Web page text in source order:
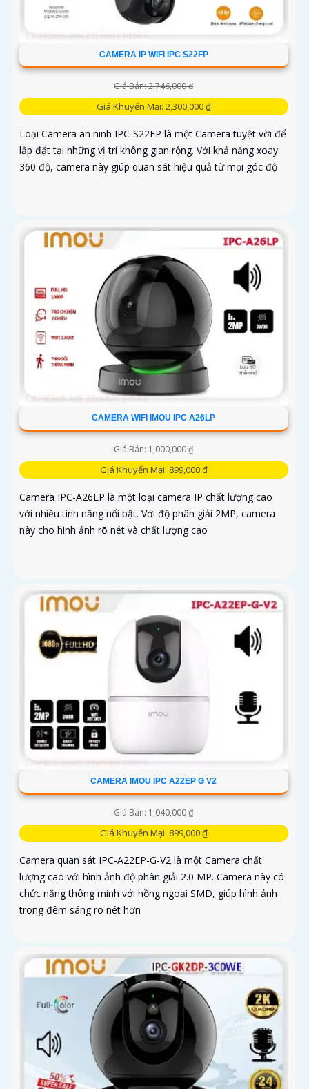
CAMERA IP WIFI IPC S22FP
Giá Bán: 2,746,000 ₫
Giá Khuyến Mại: 2,300,000 ₫
Loại Camera an ninh IPC-S22FP là một Camera tuyệt vời để
lắp đặt tại những vị trí không gian rộng. Với khả năng xoay
360 độ, camera này giúp quan sát hiệu quả từ mọi góc độ
CAMERA WIFI IMOU IPC A26LP
Giá Bán: 1,000,000 ₫
Giá Khuyến Mại: 899,000 ₫
Camera IPC-A26LP là một loại camera IP chất lượng cao
với nhiều tính năng nổi bật. Với độ phân giải 2MP, camera
này cho hình ảnh rõ nét và chất lượng cao
CAMERA IMOU IPC A22EP G V2
Giá Bán: 1,040,000 ₫
Giá Khuyến Mại: 899,000 ₫
Camera quan sát IPC-A22EP-G-V2 là một Camera chất
lượng cao với hình ảnh độ phân giải 2.0 MP. Camera này có
chức năng thông minh với hồng ngoại SMD, giúp hình ảnh
trong đêm sáng rõ nét hơn